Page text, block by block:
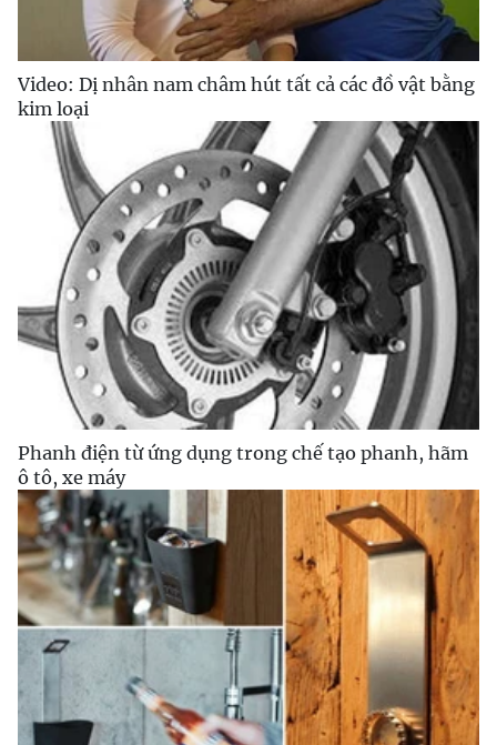
Video: Dị nhân nam châm hút tất cả các đồ vật bằng
kim loại
Phanh điện từ ứng dụng trong chế tạo phanh, hãm
ô tô, xe máy